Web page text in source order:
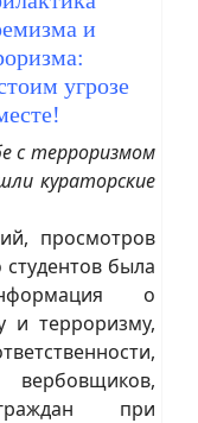
и
угрозе
с терроризмом
кураторские
просмотров
была
о
и терроризму,
при